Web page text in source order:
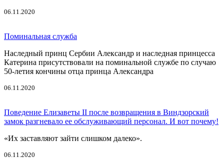
06.11.2020
Поминальная служба
Наследный принц Сербии Александр и наследная принцесса
Катерина присутствовали на поминальной службе по случаю
50-летия кончины отца принца Александра
06.11.2020
Поведение Елизаветы II после возвращения в Виндзорский
замок разгневало ее обслуживающий персонал. И вот почему!
«Их заставляют зайти слишком далеко».
06.11.2020